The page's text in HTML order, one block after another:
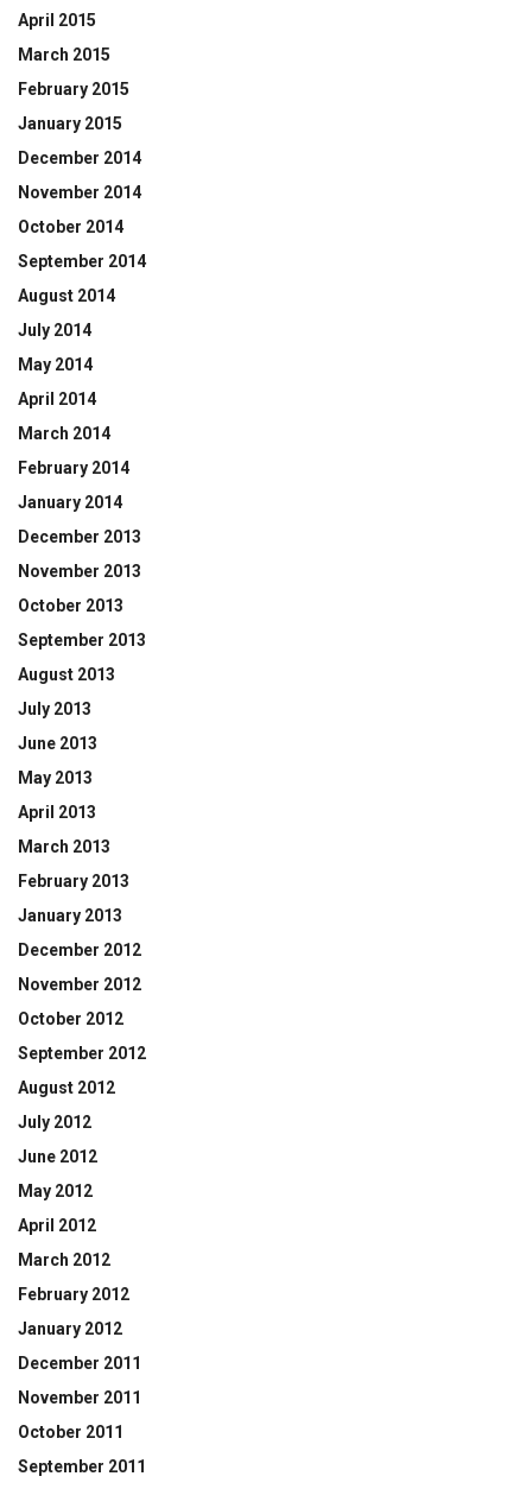
April 2015
March 2015
February 2015
January 2015
December 2014
November 2014
October 2014
September 2014
August 2014
July 2014
May 2014
April 2014
March 2014
February 2014
January 2014
December 2013
November 2013
October 2013
September 2013
August 2013
July 2013
June 2013
May 2013
April 2013
March 2013
February 2013
January 2013
December 2012
November 2012
October 2012
September 2012
August 2012
July 2012
June 2012
May 2012
April 2012
March 2012
February 2012
January 2012
December 2011
November 2011
October 2011
September 2011